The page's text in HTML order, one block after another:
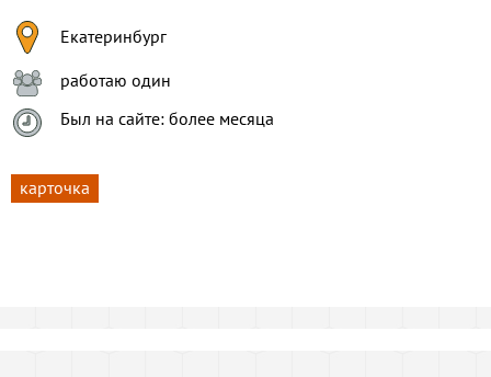
Екатеринбург
работаю один
Был на сайте: более месяца
карточка